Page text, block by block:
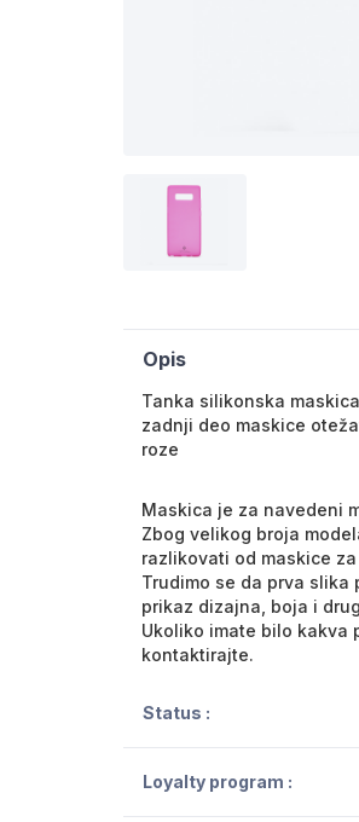
Opis
Tanka silikonska
zadnji deo maskice
roze
Maskica je za navedeni
Zbog velikog broja
razlikovati od maskice
Trudimo se da prva
prikaz dizajna, boja i
Ukoliko imate bilo kakva
kontaktirajte.
Status :
Loyalty program :